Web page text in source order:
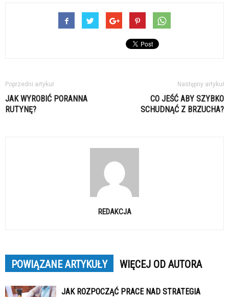
Poprzedni artykuł
JAK WYROBIĆ PORANNA
RUTYNĘ?
Następny artykuł
CO JEŚĆ ABY SZYBKO
SCHUDNĄĆ Z BRZUCHA?
REDAKCJA
POWIĄZANE ARTYKUŁY WIĘCEJ OD AUTORA
JAK ROZPOCZĄĆ PRACE NAD STRATEGIA